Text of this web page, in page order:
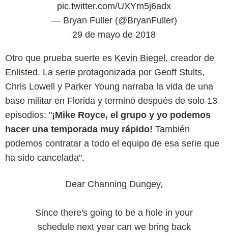
pic.twitter.com/UXYm5j6adx
— Bryan Fuller (@BryanFuller)
29 de mayo de 2018
Otro que prueba suerte es Kevin Biegel, creador de
Enlisted. La serie protagonizada por Geoff Stults,
Chris Lowell y Parker Young narraba la vida de una
base militar en Florida y terminó después de solo 13
episodios: "¡Mike Royce, el grupo y yo podemos
hacer una temporada muy rápido! También
podemos contratar a todo el equipo de esa serie que
ha sido cancelada".
Dear Channing Dungey,
Since there's going to be a hole in your
schedule next year can we bring back